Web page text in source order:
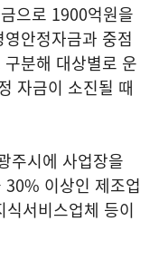
으로 1900억원을
안정자금과 중점
분해 대상별로 운
자금이 소진될 때
주시에 사업장을
이상인 제조업
서비스업체 등이